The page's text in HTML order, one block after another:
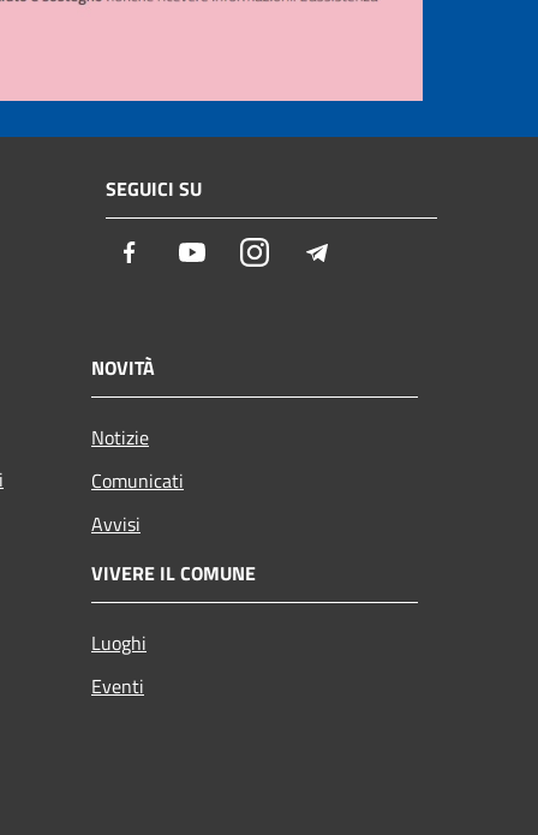
SEGUICI SU
Facebook YoutubeInstagram
NOVITÀ
Notizie
Comunicati
Avvisi
VIVERE IL COMUNE
Luoghi
Eventi